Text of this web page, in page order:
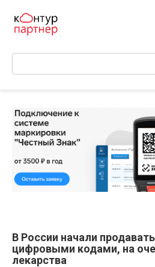
контенту
Поиск:
В России начали
цифровыми кодами, на
лекарства